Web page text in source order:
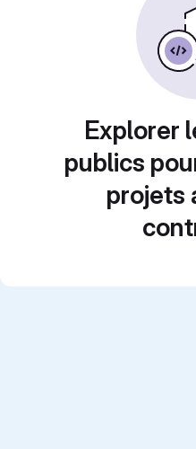
Explorer
publics
projets